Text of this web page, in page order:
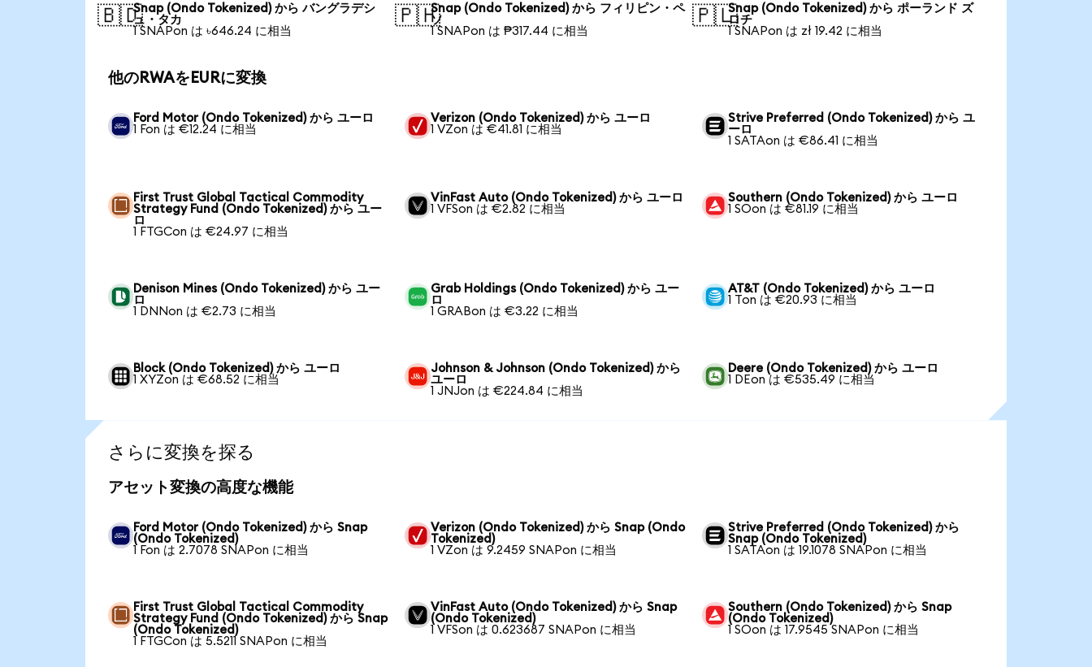
🇧🇩Snap (Ondo Tokenized) から バングラデシ
ュ・タカ
1 SNAPon は ৳646.24 に相当
🇵🇭Snap (Ondo Tokenized) から フィリピン・ペ
ソ
1 SNAPon は ₱317.44 に相当
🇵🇱Snap (Ondo Tokenized) から ポーランド ズ
ロチ
1 SNAPon は zł 19.42 に相当
他のRWAをEURに変換
Ford Motor (Ondo Tokenized) から ユーロ
1 Fon は €12.24 に相当
Verizon (Ondo Tokenized) から ユーロ
1 VZon は €41.81 に相当
Strive Preferred (Ondo Tokenized) から ユ
ーロ
1 SATAon は €86.41 に相当
First Trust Global Tactical Commodity
Strategy Fund (Ondo Tokenized) から ユー
ロ
1 FTGCon は €24.97 に相当
VinFast Auto (Ondo Tokenized) から ユーロ
1 VFSon は €2.82 に相当
Southern (Ondo Tokenized) から ユーロ
1 SOon は €81.19 に相当
Denison Mines (Ondo Tokenized) から ユー
ロ
1 DNNon は €2.73 に相当
Grab Holdings (Ondo Tokenized) から ユー
ロ
1 GRABon は €3.22 に相当
AT&T (Ondo Tokenized) から ユーロ
1 Ton は €20.93 に相当
Block (Ondo Tokenized) から ユーロ
1 XYZon は €68.52 に相当
Johnson & Johnson (Ondo Tokenized) から
ユーロ
1 JNJon は €224.84 に相当
Deere (Ondo Tokenized) から ユーロ
1 DEon は €535.49 に相当
さらに変換を探る
アセット変換の高度な機能
Ford Motor (Ondo Tokenized) から Snap
(Ondo Tokenized)
1 Fon は 2.7078 SNAPon に相当
Verizon (Ondo Tokenized) から Snap (Ondo
Tokenized)
1 VZon は 9.2459 SNAPon に相当
Strive Preferred (Ondo Tokenized) から
Snap (Ondo Tokenized)
1 SATAon は 19.1078 SNAPon に相当
First Trust Global Tactical Commodity
Strategy Fund (Ondo Tokenized) から Snap
(Ondo Tokenized)
1 FTGCon は 5.5211 SNAPon に相当
VinFast Auto (Ondo Tokenized) から Snap
(Ondo Tokenized)
1 VFSon は 0.623687 SNAPon に相当
Southern (Ondo Tokenized) から Snap
(Ondo Tokenized)
1 SOon は 17.9545 SNAPon に相当